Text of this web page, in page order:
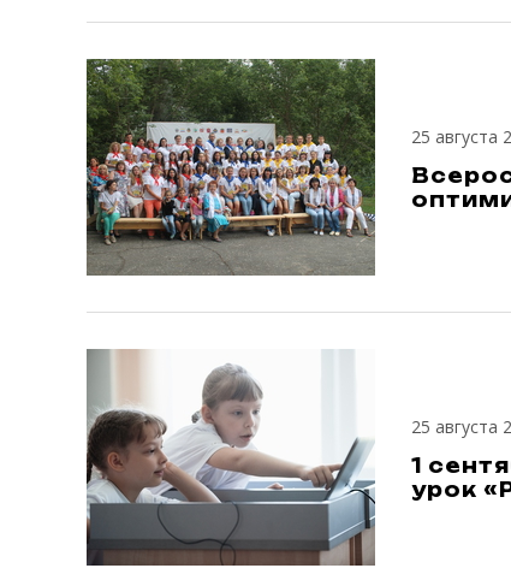
25 августа
25 августа
1
урок